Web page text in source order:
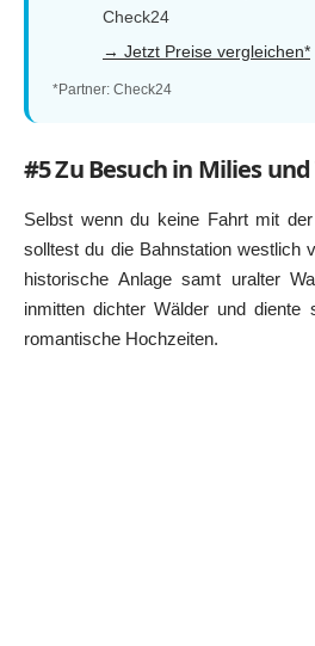
Check24
→ Jetzt Preise vergleichen*
*Partner: Check24
#5 Zu Besuch in Milies
Selbst wenn du keine Fahrt mit
solltest du die Bahnstation westlich
historische Anlage samt uralter
inmitten dichter Wälder und
romantische Hochzeiten.